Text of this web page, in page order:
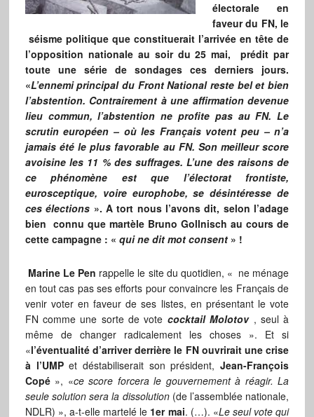
électorale en
faveur du FN, le
séisme politique que constituerait l’arrivée en tête de
l’opposition nationale au soir du 25 mai, prédit par
toute une série de sondages ces derniers jours.
«L’ennemi principal du Front National reste bel et bien
l’abstention. Contrairement à une affirmation devenue
lieu commun, l’abstention ne profite pas au FN. Le
scrutin européen – où les Français votent peu – n’a
jamais été le plus favorable au FN. Son meilleur score
avoisine les 11 % des suffrages. L’une des raisons de
ce phénomène est que l’électorat frontiste,
eurosceptique, voire europhobe, se désintéresse de
ces élections ». A tort nous l’avons dit, selon l’adage
bien connu que martèle Bruno Gollnisch au cours de
cette campagne : « qui ne dit mot consent » !
Marine Le Pen rappelle le site du quotidien, « ne ménage
en tout cas pas ses efforts pour convaincre les Français de
venir voter en faveur de ses listes, en présentant le vote
FN comme une sorte de vote cocktail Molotov , seul à
même de changer radicalement les choses ». Et si
«l’éventualité d’arriver derrière le FN ouvrirait une crise
à l’UMPet déstabiliserait son président,Jean-François
Copé », «ce score forcera le gouvernement à réagir. La
seule solution sera la dissolution(de l’assemblée nationale,
NDLR) », a-t-elle martelé le 1er mai. (…). «Le seul vote qui